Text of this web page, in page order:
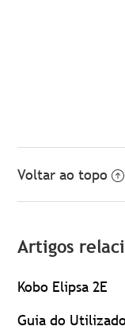
Voltar ao topo
Artigos
Kobo Elipsa 2E
Guia do